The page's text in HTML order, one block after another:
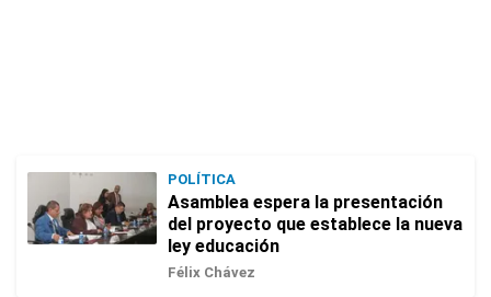
POLÍTICA
Asamblea espera la presentación
del proyecto que establece la nueva
ley educación
Félix Chávez